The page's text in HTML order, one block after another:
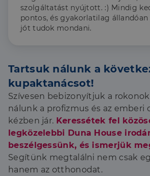
szolgáltatást nyújtott. :) Mindig
pontos, és gyakorlatilag állandóan
jót tudok mondani.
Tartsuk nálunk a
kupaktanácsot!
Szívesen bebizonyítjuk a
nálunk a profizmus és az emberi
kézben jár. Keressétek fel
legközelebbi Duna House
beszélgessünk, és ismerjük
Segítünk megtalálni nem csak
hanem az otthonodat.